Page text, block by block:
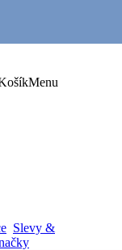
Menu
Slevy &